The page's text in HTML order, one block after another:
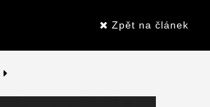
Zpět na článek